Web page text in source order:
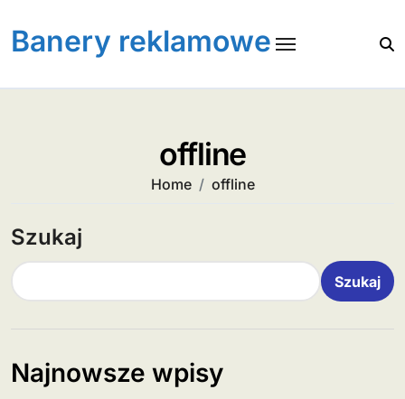
content
Banery reklamowe
offline
Home offline
Szukaj
Szukaj
Najnowsze wpisy